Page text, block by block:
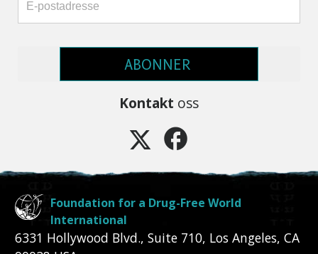
ABONNER
Kontakt oss
Foundation for a Drug-Free World
International
6331 Hollywood Blvd., Suite 710, Los Angeles, CA